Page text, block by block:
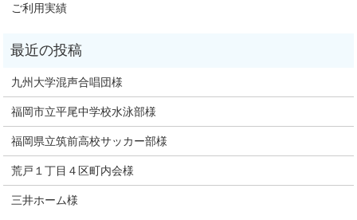
ご利用実績
九州大学混声合唱団様
福岡市立平尾中学校水泳部様
福岡県立筑前高校サッカー部様
荒戸１丁目４区町内会様
三井ホーム様